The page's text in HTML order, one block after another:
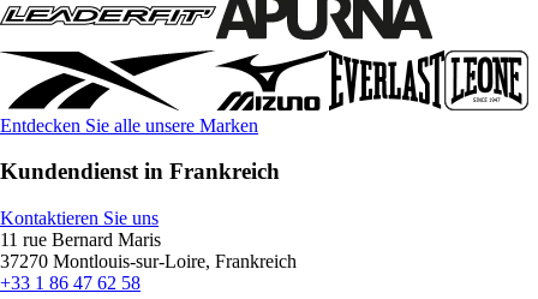
Entdecken Sie alle unsere Marken
Kundendienst in Frankreich
Kontaktieren Sie uns
11 rue Bernard Maris
37270 Montlouis-sur-Loire, Frankreich
+33 1 86 47 62 58